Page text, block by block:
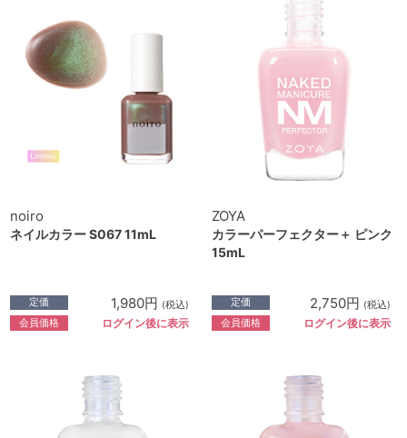
noiro
ネイルカラー S067 11mL
定価 1,980円 (税込)
会員価格 ログイン後に表示
ZOYA
カラーパーフェクター＋ ピンク
15mL
定価 2,750円 (税込)
会員価格 ログイン後に表示